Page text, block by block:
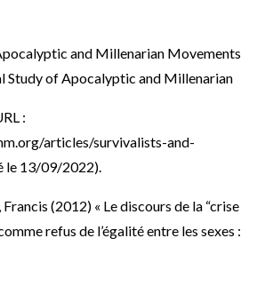
and Millenarian Movements
Study of Apocalyptic and Millenarian
:
articles/survivalists-and-
le 13/09/2022).
(2012) « Le discours de la “crise
refus de l’égalité entre les sexes :